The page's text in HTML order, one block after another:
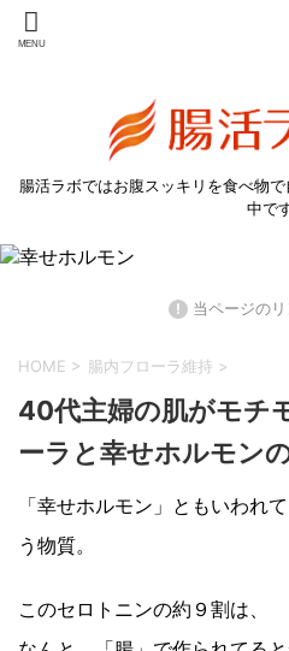
腸活ラボではお腹スッキリを食べ物
中で
! 当ページの
HOME > 腸内フローラ維持 >
40代主婦の肌がモチ
ーラと幸せホルモン
「幸せホルモン」ともいわれ
う物質。
このセロトニンの約９割は、